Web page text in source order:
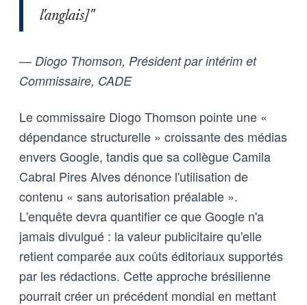
l'anglais]"
— Diogo Thomson, Président par intérim et
Commissaire, CADE
Le commissaire Diogo Thomson pointe une «
dépendance structurelle » croissante des médias
envers Google, tandis que sa collègue Camila
Cabral Pires Alves dénonce l'utilisation de
contenu « sans autorisation préalable ».
L'enquête devra quantifier ce que Google n'a
jamais divulgué : la valeur publicitaire qu'elle
retient comparée aux coûts éditoriaux supportés
par les rédactions. Cette approche brésilienne
pourrait créer un précédent mondial en mettant